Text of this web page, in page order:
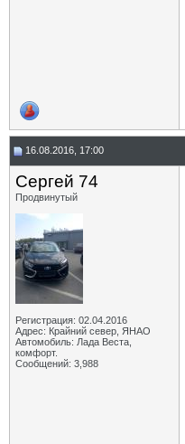
16.08.2016, 17:00
Сергей 74
Продвинутый
Регистрация: 02.04.2016
Адрес: Крайний север, ЯНАО
Автомобиль: Лада Веста,
комфорт.
Сообщений: 3,988